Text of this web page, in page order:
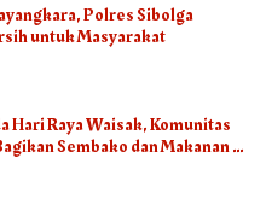
Polres Sibolga
untuk Masyarakat
Hari Raya Waisak, Komunitas
Sembako dan Makanan di